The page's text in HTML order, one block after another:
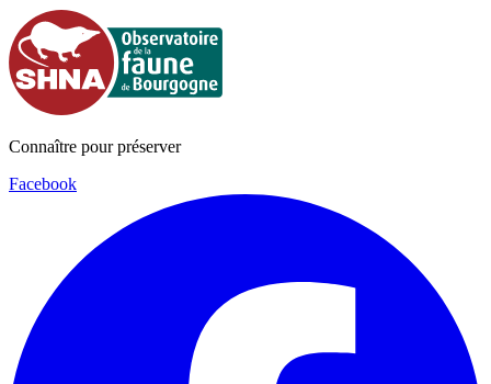
Connaître pour préserver
Facebook